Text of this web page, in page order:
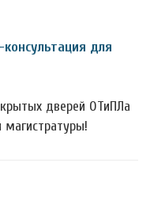
для
дверей ОТиПЛа
магистратуры!